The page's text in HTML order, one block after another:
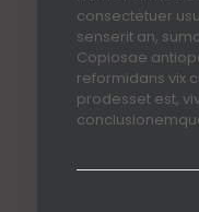
consectetuer
senserit an,
Copiosae
reformidans vix
prodesset est,